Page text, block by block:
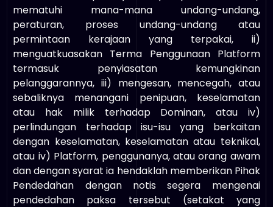
mematuhi mana-mana undang-undang,
peraturan, proses undang-undang atau
permintaan kerajaan yang terpakai, ii)
menguatkuasakan Terma Penggunaan Platform
termasuk penyiasatan kemungkinan
pelanggarannya, iii) mengesan, mencegah, atau
sebaliknya menangani penipuan, keselamatan
atau hak milik terhadap Dominan, atau iv)
perlindungan terhadap isu-isu yang berkaitan
dengan keselamatan, keselamatan atau teknikal,
atau iv) Platform, penggunanya, atau orang awam
dan dengan syarat ia hendaklah memberikan Pihak
Pendedahan dengan notis segera mengenai
pendedahan paksa tersebut (setakat yang